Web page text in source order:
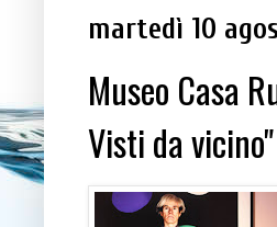
martedì 10
Museo Casa
Visti da vicino"